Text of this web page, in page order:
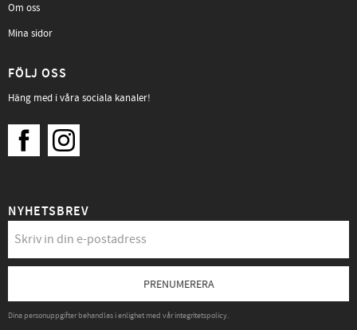
Om oss
Mina sidor
FÖLJ OSS
Häng med i våra sociala kanaler!
NYHETSBREV
PRENUMERERA
Dina personuppgifter behandlas i enlighet med vårintegritetspolicy.